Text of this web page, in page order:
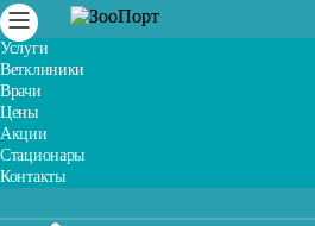
Услуги
Ветклиники
Врачи
Цены
Акции
Стационары
Контакты